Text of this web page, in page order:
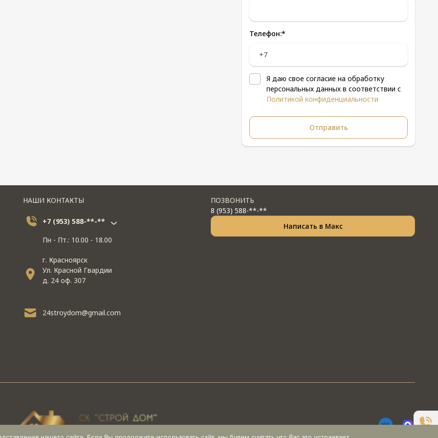
Телефон:*
Я даю свое согласие на обработку
персональных данных в соответствии с
Политикой конфиденциальности
НАШИ КОНТАКТЫ
+7 (953) 588-**-**
Пн - Пт.: 10.00 - 18.00
г. Красноярск
Ул. Красной Гвардии
д. 24 оф. 307
24stroydom@gmail.com
ПОЗВОНИТЬ
8 (953) 588-**-**
Написать в Макс